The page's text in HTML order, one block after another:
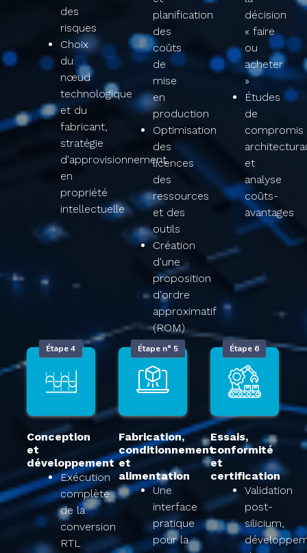
des
risques​
Choix
du
nœud
technologique
et du
fabricant,
stratégie
d'approvisionnement
en
propriété
intellectuelle​
planification
des
coûts
de
mise
en
production​
Optimisation
des
licences
des
ressources
et des
outils​
Création
d'une
proposition
d'ordre
approximatif
(ROM)​
décision
« faire
ou
acheter
»​
Études
de
compromis
et
analyse
coûts-
avantages​
Conception
et
développement​
Étape 4
Exécution
complète
de la
conversion
RTL
Fabrication,
conditionnement
et
alimentation​
Étape n° 5
Une
interface
pratique
pour la
Essais,
conformité
et
certification​
Étape 6
Validation
post-
silicium,